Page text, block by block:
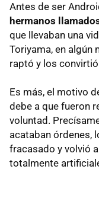
Antes de ser
hermanos
que llevaban una
Toriyama, en algún
raptó y los
Es más, el motivo
debe a que fueron
voluntad.
acataban órdenes,
fracasado y volvió
totalmente